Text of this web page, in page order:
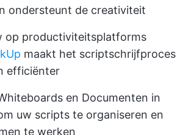
ondersteunt de creativiteit
op productiviteitsplatforms
maakt het scriptschrijfproces
efficiënter
en Documenten in
uw scripts te organiseren en
te werken